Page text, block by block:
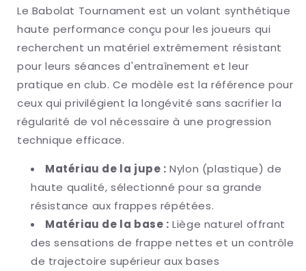
Le Babolat Tournament est un volant synthétique
haute performance conçu pour les joueurs qui
recherchent un matériel extrêmement résistant
pour leurs séances d'entraînement et leur
pratique en club. Ce modèle est la référence pour
ceux qui privilégient la longévité sans sacrifier la
régularité de vol nécessaire à une progression
technique efficace.
Matériau de la jupe : Nylon (plastique) de
haute qualité, sélectionné pour sa grande
résistance aux frappes répétées.
Matériau de la base : Liège naturel offrant
des sensations de frappe nettes et un contrôle
de trajectoire supérieur aux bases